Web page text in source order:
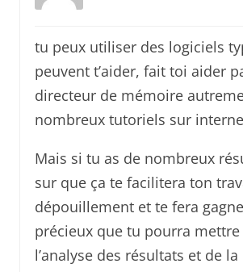
tu peux utiliser des logiciels
peuvent t’aider, fait toi aider
directeur de mémoire
nombreux tutoriels sur
Mais si tu as de nombreux
sur que ça te facilitera ton
dépouillement et te fera
précieux que tu pourra
l’analyse des résultats et de